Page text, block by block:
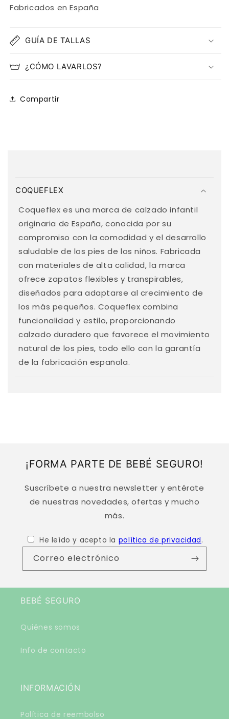
Fabricados en España
GUÍA DE TALLAS
¿CÓMO LAVARLOS?
Compartir
n
t
e
n
d
o
d
e
s
p
COQUEFLEX
Coqueflex es una marca de calzado infantil
originaria de España, conocida por su
compromiso con la comodidad y el desarrollo
saludable de los pies de los niños. Fabricada
con materiales de alta calidad, la marca
ofrece zapatos flexibles y transpirables,
diseñados para adaptarse al crecimiento de
los más pequeños. Coqueflex combina
funcionalidad y estilo, proporcionando
calzado duradero que favorece el movimiento
natural de los pies, todo ello con la garantía
de la fabricación española.
¡FORMA PARTE DE BEBÉ SEGURO!
Suscríbete a nuestra newsletter y entérate
de nuestras novedades, ofertas y mucho
más.
He leído y acepto la política de privacidad.
Correo electrónico
BEBÉ SEGURO
Quiénes somos
Info de contacto
INFORMACIÓN
Política de reembolso